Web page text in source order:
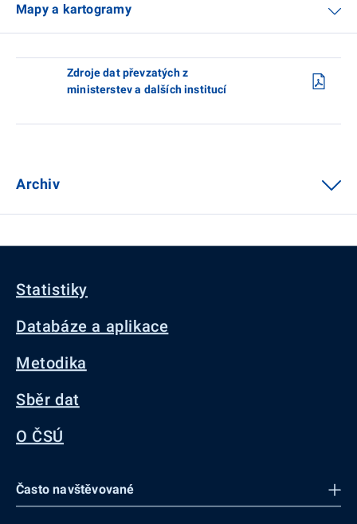
Mapy a kartogramy
Zdroje dat převzatých z
ministerstev a dalších institucí
Archiv
Statistiky
Databáze a aplikace
Metodika
Sběr dat
O ČSÚ
Často navštěvované